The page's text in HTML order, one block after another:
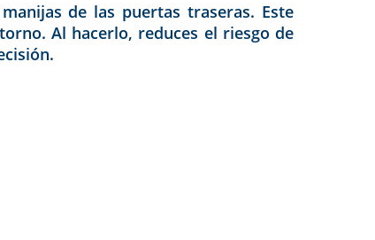
de las puertas traseras. Este
Al hacerlo, reduces el riesgo de